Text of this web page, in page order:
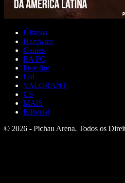
Últimas
Hardware
Games
EA FC
Free fire
LoL
VALORANT
CS
MAIS
Editorial
© 2026 - Pichau Arena. Todos os